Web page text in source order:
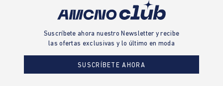
Suscríbete ahora nuestro Newsletter y recibe
las ofertas exclusivas y lo último en moda
SUSCRÍBETE AHORA